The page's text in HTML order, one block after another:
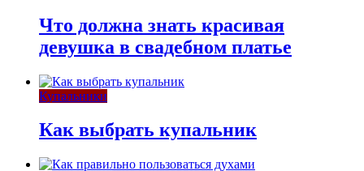
Что должна знать красивая
девушка в свадебном платье
Купальники
Как выбрать купальник